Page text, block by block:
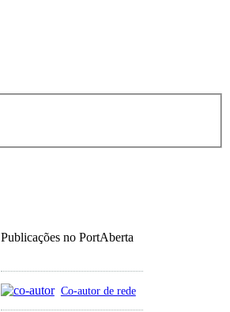
Publicações no PortAberta
Co-autor de rede